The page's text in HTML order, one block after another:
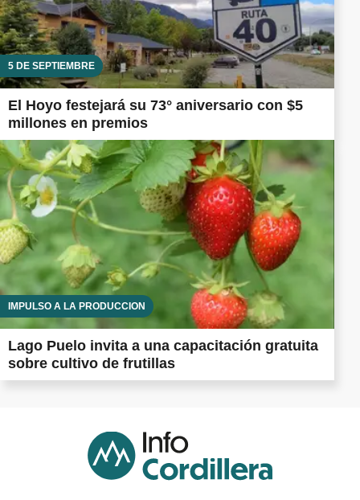
5 DE SEPTIEMBRE
El Hoyo festejará su 73° aniversario con $5
millones en premios
IMPULSO A LA PRODUCCIÓN
Lago Puelo invita a una capacitación gratuita
sobre cultivo de frutillas